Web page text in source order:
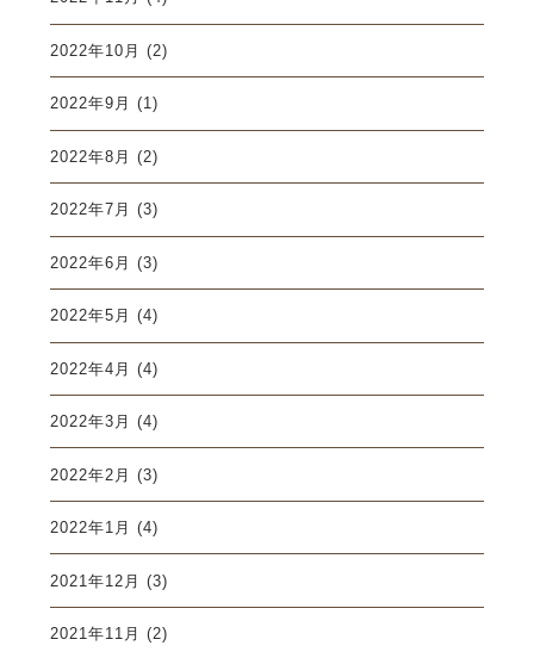
2022年10月 (2)
2022年9月 (1)
2022年8月 (2)
2022年7月 (3)
2022年6月 (3)
2022年5月 (4)
2022年4月 (4)
2022年3月 (4)
2022年2月 (3)
2022年1月 (4)
2021年12月 (3)
2021年11月 (2)